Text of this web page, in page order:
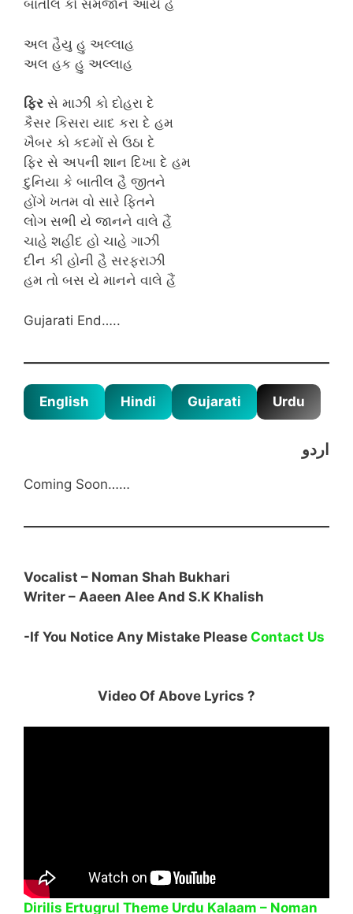
બાતીલ કો સમજાને આયે હૈં
અલ હૈયુ હુ અલ્લાહ
અલ હક હુ અલ્લાહ
ફિર સે માઝી કો દોહરા દે
કૈસર કિસરા યાદ કરા દે હમ
ખૈબર કો કદમોં સે ઉઠા દે
ફિર સે અપની શાન દિખા દે હમ
દુનિયા કે બાતીલ હૈ જીતને
હોંગે ખતમ વો સારે ફિતને
લોગ સભી યે જાનને વાલે હૈં
ચાહે શહીદ હો ચાહે ગાઝી
દીન કી હોની હૈ સરફરાઝી
હમ તો બસ યે માનને વાલે હૈં
Gujarati End…..
English Hindi Gujarati Urdu
اردو
Coming Soon……
Vocalist – Noman Shah Bukhari
Writer – Aaeen Alee And S.K Khalish
-If You Notice Any Mistake Please Contact Us
Video Of Above Lyrics ?
Dirilis Ertugrul Theme Urdu Kalaam – Noman